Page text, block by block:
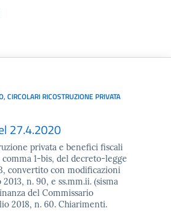
, CIRCOLARI RICOSTRUZIONE PRIVATA
27.4.2020
privata e benefici fiscali
comma 1-bis, del decreto-legge
convertito con modificazioni
n. 90, e ss.mm.ii. (sisma
del Commissario
2018, n. 60. Chiarimenti.